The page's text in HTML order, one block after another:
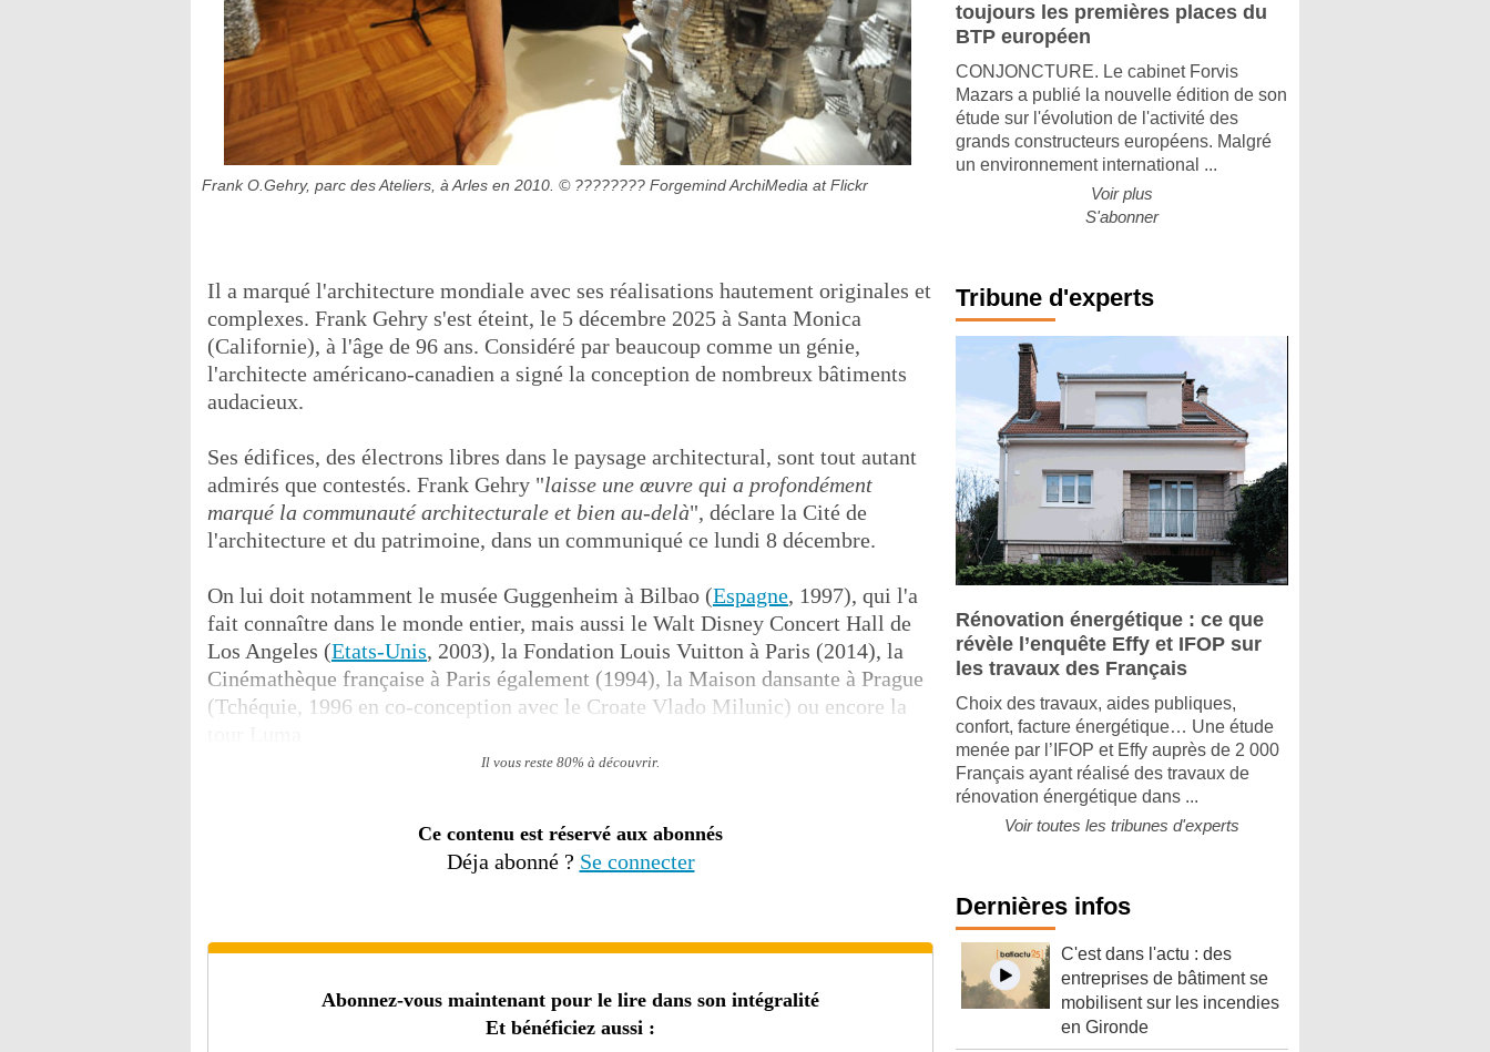
Frank O.Gehry, parc des Ateliers, à Arles en 2010. © ???????? Forgemind ArchiMedia at Flickr
Il a marqué l'architecture mondiale avec ses réalisations hautement originales et
complexes. Frank Gehry s'est éteint, le 5 décembre 2025 à Santa Monica
(Californie), à l'âge de 96 ans. Considéré par beaucoup comme un génie,
l'architecte américano-canadien a signé la conception de nombreux bâtiments
audacieux.
Ses édifices, des électrons libres dans le paysage architectural, sont tout autant
admirés que contestés. Frank Gehry "laisse une œuvre qui a profondément
marqué la communauté architecturale et bien au-delà", déclare la Cité de
l'architecture et du patrimoine, dans un communiqué ce lundi 8 décembre.
On lui doit notamment le musée Guggenheim à Bilbao (Espagne, 1997), qui l'a
fait connaître dans le monde entier, mais aussi le Walt Disney Concert Hall de
Los Angeles (Etats-Unis, 2003), la Fondation Louis Vuitton à Paris (2014), la
Cinémathèque française à Paris également (1994), la Maison dansante à Prague
(Tchéquie, 1996 en co-conception avec le Croate Vlado Milunic) ou encore la
Il vous reste 80% à découvrir.
Ce contenu est réservé aux abonnés
Déja abonné ? Se connecter
Abonnez-vous maintenant pour le lire dans son intégralité
Et bénéficiez aussi :
toujours les premières places du
BTP européen
CONJONCTURE. Le cabinet Forvis
Mazars a publié la nouvelle édition de son
étude sur l'évolution de l'activité des
grands constructeurs européens. Malgré
un environnement international ...
Voir plus
S'abonner
Tribune d'experts
Rénovation énergétique : ce que
révèle l’enquête Effy et IFOP sur
les travaux des Français
Choix des travaux, aides publiques,
confort, facture énergétique… Une étude
menée par l’IFOP et Effy auprès de 2 000
Français ayant réalisé des travaux de
rénovation énergétique dans ...
Voir toutes les tribunes d'experts
Dernières infos
C'est dans l'actu : des
entreprises de bâtiment se
mobilisent sur les incendies
en Gironde